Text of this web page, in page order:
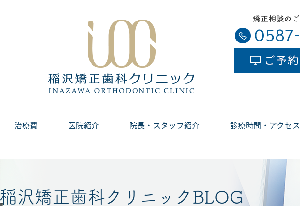
治療費 医院紹介 院長・スタッフ紹介 診療時間・アクセス
稲沢矯正歯科クリニックBLOG